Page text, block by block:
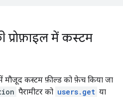
प्रोफ़ाइल में कस्टम
में मौजूद कस्टम फ़ील्ड को फ़ेच किया जा
पैरामीटर को users.get या